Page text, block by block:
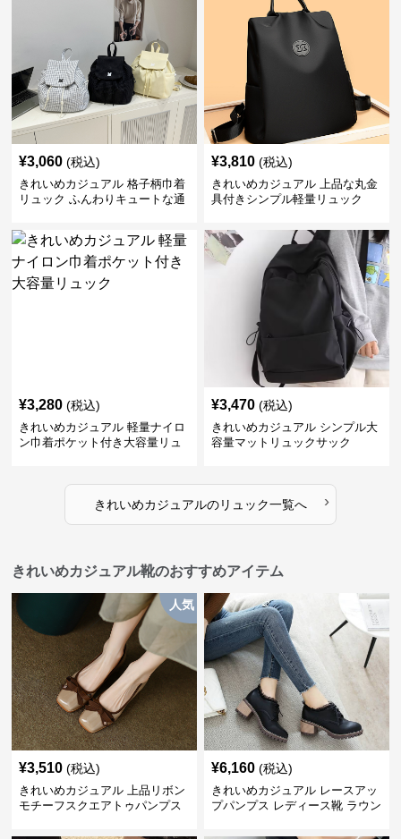
¥3,060 (税込)
きれいめカジュアル 格子柄巾着
リュック ふんわりキュートな通
¥3,810 (税込)
きれいめカジュアル 上品な丸金
具付きシンプル軽量リュック
¥3,280 (税込)
きれいめカジュアル 軽量ナイロ
ン巾着ポケット付き大容量リュ
¥3,470 (税込)
きれいめカジュアル シンプル大
容量マットリュックサック
きれいめカジュアルのリュック一覧へ ›
きれいめカジュアル靴のおすすめアイテム
人気
¥3,510 (税込)
きれいめカジュアル 上品リボン
モチーフスクエアトゥパンプス
¥6,160 (税込)
きれいめカジュアル レースアッ
プパンプス レディース靴 ラウン
上品 カジュアルシューズ